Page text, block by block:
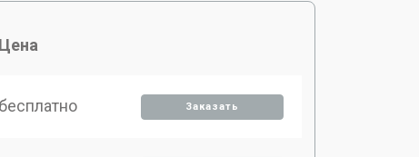
Цена
бесплатно Заказать